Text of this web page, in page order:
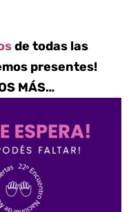
de todas las
presentes!
MÁS…